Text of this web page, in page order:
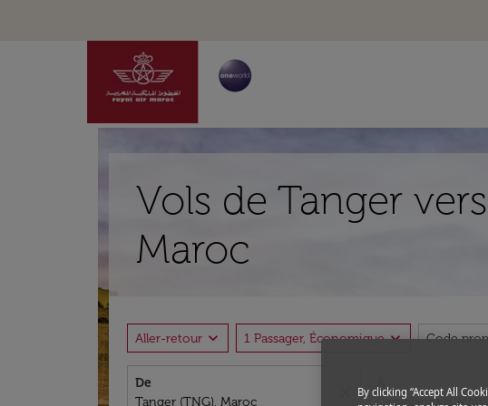
Vols de Tanger
Maroc
Aller-retour expand_more 1 Passager, Économiqueexpand_more Code
De
By clicking “Accept All